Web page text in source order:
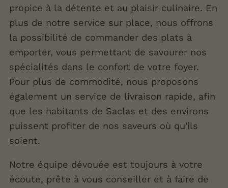
propice à la détente et au plaisir culinaire. En
plus de notre service sur place, nous offrons
la possibilité de commander des plats à
emporter, vous permettant de savourer nos
spécialités dans le confort de votre foyer.
Pour plus de commodité, nous proposons
également un service de livraison rapide, afin
que les habitants de Saclas et des environs
puissent profiter de nos saveurs où qu'ils
soient.
Notre équipe dévouée est toujours à votre
écoute, prête à vous conseiller et à faire de